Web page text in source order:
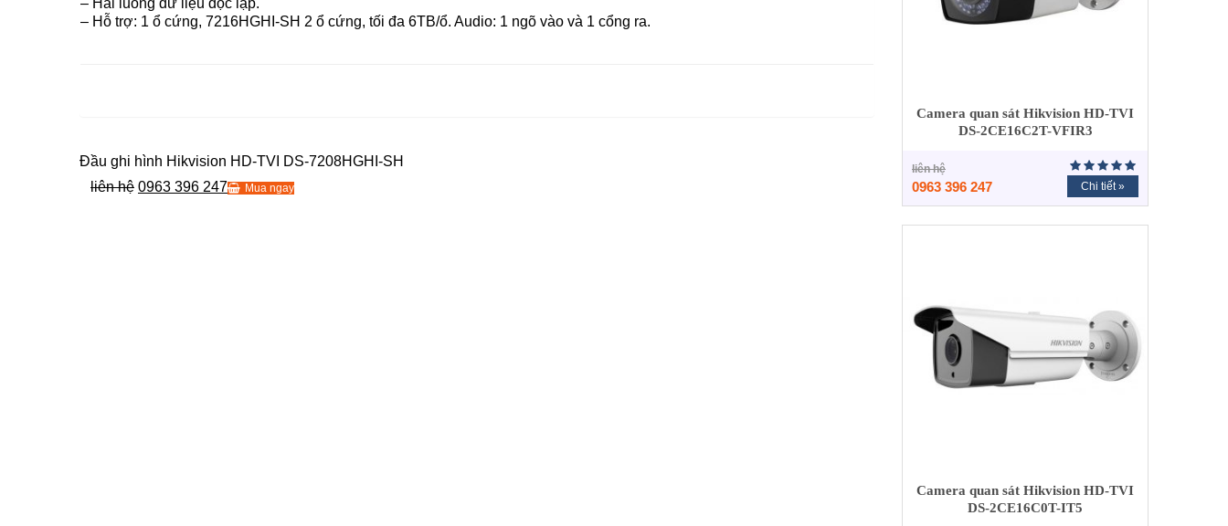
– Hai luồng dữ liệu độc lập.
– Hỗ trợ: 1 ổ cứng, 7216HGHI-SH 2 ổ cứng, tối đa 6TB/ổ. Audio: 1 ngõ vào và 1 cổng ra.
Đầu ghi hình Hikvision HD-TVI DS-7208HGHI-SH
liên hệ 0963 396 247 Mua ngay
Camera quan sát Hikvision HD-TVI
DS-2CE16C2T-VFIR3
liên hệ
0963 396 247 Chi tiết »
Camera quan sát Hikvision HD-TVI
DS-2CE16C0T-IT5